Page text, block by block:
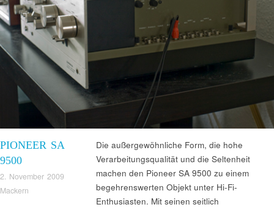
PIONEER SA
9500
2. November 2009
Mackern
Die außergewöhnliche Form, die hohe
Verarbeitungsqualität und die Seltenheit
machen den Pioneer SA 9500 zu einem
begehrenswerten Objekt unter Hi-Fi-
Enthusiasten. Mit seinen seitlich